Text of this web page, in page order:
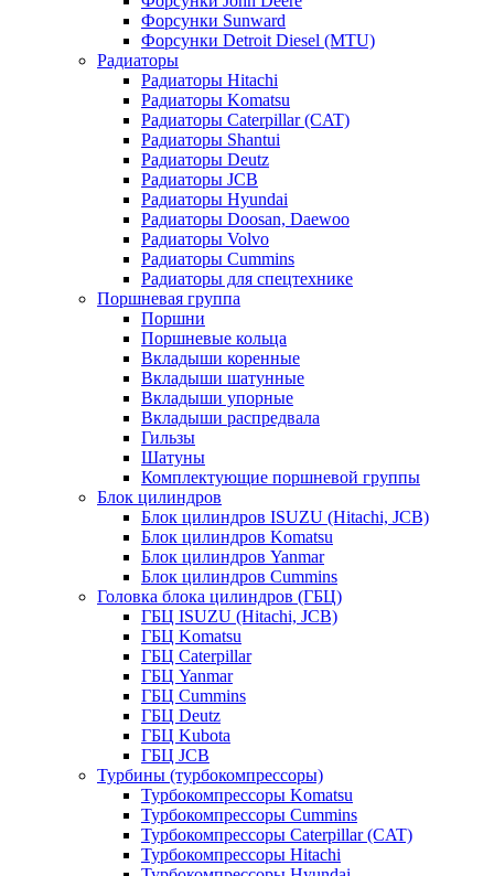
Форсунки Sunward
Форсунки Detroit Diesel (MTU)
Радиаторы
Радиаторы Hitachi
Радиаторы Komatsu
Радиаторы Caterpillar (CAT)
Радиаторы Shantui
Радиаторы Deutz
Радиаторы JCB
Радиаторы Hyundai
Радиаторы Doosan, Daewoo
Радиаторы Volvo
Радиаторы Cummins
Радиаторы для спецтехнике
Поршневая группа
Поршни
Поршневые кольца
Вкладыши коренные
Вкладыши шатунные
Вкладыши упорные
Вкладыши распредвала
Гильзы
Шатуны
Комплектующие поршневой группы
Блок цилиндров
Блок цилиндров ISUZU (Hitachi, JCB)
Блок цилиндров Komatsu
Блок цилиндров Yanmar
Блок цилиндров Cummins
Головка блока цилиндров (ГБЦ)
ГБЦ ISUZU (Hitachi, JCB)
ГБЦ Komatsu
ГБЦ Caterpillar
ГБЦ Yanmar
ГБЦ Cummins
ГБЦ Deutz
ГБЦ Kubota
ГБЦ JCB
Турбины (турбокомпрессоры)
Турбокомпрессоры Komatsu
Турбокомпрессоры Cummins
Турбокомпрессоры Caterpillar (CAT)
Турбокомпрессоры Hitachi